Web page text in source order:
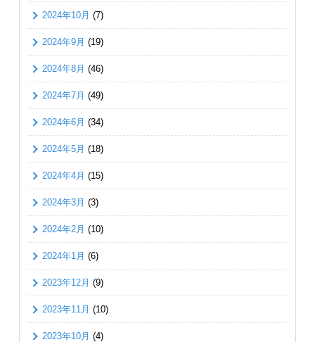
2024年10月 (7)
2024年9月 (19)
2024年8月 (46)
2024年7月 (49)
2024年6月 (34)
2024年5月 (18)
2024年4月 (15)
2024年3月 (3)
2024年2月 (10)
2024年1月 (6)
2023年12月 (9)
2023年11月 (10)
2023年10月 (4)